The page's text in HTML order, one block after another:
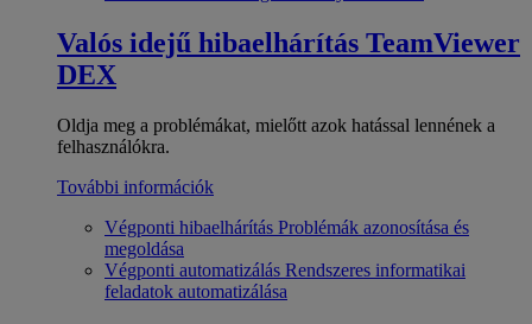
Valós idejű hibaelhárítás TeamViewer
DEX
Oldja meg a problémákat, mielőtt azok hatással lennének a
felhasználókra.
További információk
Végponti hibaelhárítás Problémák azonosítása és
megoldása
Végponti automatizálás Rendszeres informatikai
feladatok automatizálása